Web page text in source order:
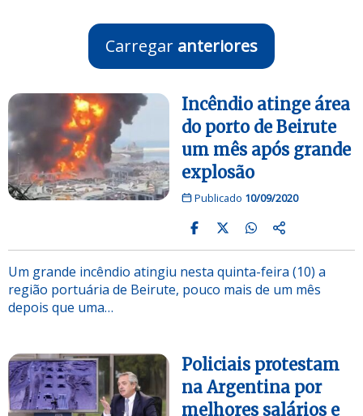
Carregar anteriores
Incêndio atinge área
do porto de Beirute
um mês após grande
explosão
Publicado 10/09/2020
Um grande incêndio atingiu nesta quinta-feira (10) a
região portuária de Beirute, pouco mais de um mês
depois que uma…
Policiais protestam
na Argentina por
melhores salários e